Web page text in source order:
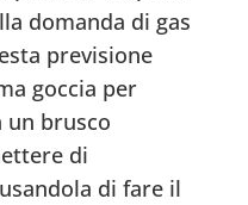
domanda di gas
previsione
goccia per
un brusco
di
di fare il